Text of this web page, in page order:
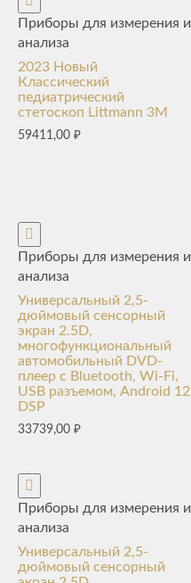
Приборы для измерения и
анализа
2023 Новый
Классический
педиатрический
стетоскоп Littmann 3M
59411,00 ₽
Приборы для измерения и
анализа
Универсальный 2,5-
дюймовый сенсорный
экран 2.5D,
многофункциональный
автомобильный DVD-
плеер с Bluetooth, Wi-Fi,
USB разъемом, Android 12
DSP
33739,00 ₽
Приборы для измерения и
анализа
Универсальный 2,5-
дюймовый сенсорный